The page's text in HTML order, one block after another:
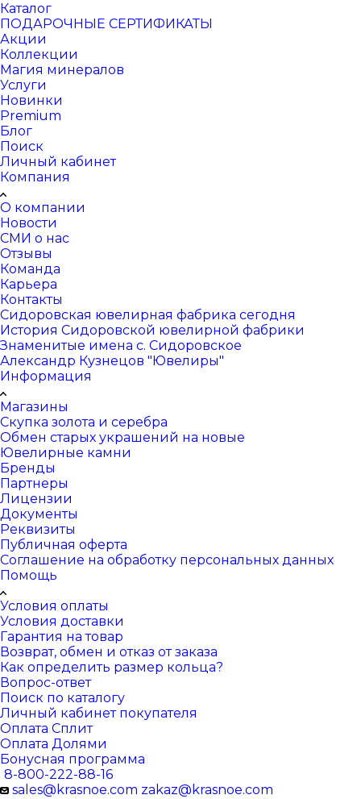
Каталог
ПОДАРОЧНЫЕ СЕРТИФИКАТЫ
Акции
Коллекции
Магия минералов
Услуги
Новинки
Premium
Блог
Поиск
Личный кабинет
Компания
О компании
Новости
СМИ о нас
Отзывы
Команда
Карьера
Контакты
Сидоровская ювелирная фабрика сегодня
История Сидоровской ювелирной фабрики
Знаменитые имена с. Сидоровское
Александр Кузнецов "Ювелиры"
Информация
Магазины
Скупка золота и серебра
Обмен старых украшений на новые
Ювелирные камни
Бренды
Партнеры
Лицензии
Документы
Реквизиты
Публичная оферта
Соглашение на обработку персональных данных
Помощь
Условия оплаты
Условия доставки
Гарантия на товар
Возврат, обмен и отказ от заказа
Как определить размер кольца?
Вопрос-ответ
Поиск по каталогу
Личный кабинет покупателя
Оплата Сплит
Оплата Долями
Бонусная программа
8-800-222-88-16
sales@krasnoe.com zakaz@krasnoe.com